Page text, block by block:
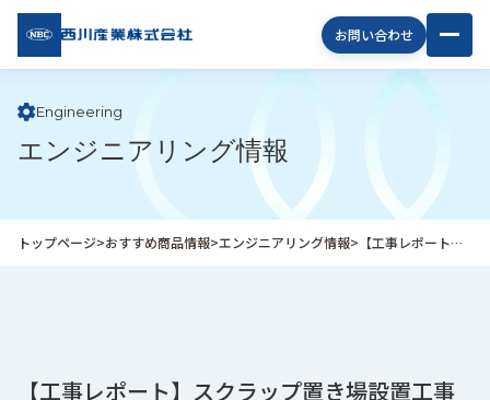
お問い合わせ
西川
産業
企
報
り
Engineering
エンジニアリング情報
トップページ>おすすめ商品情報>エンジニアリング情報> 【工事レポート】スクラップ置き場設置工事を行いました！
【工事レポート】スクラップ置き場設置工事